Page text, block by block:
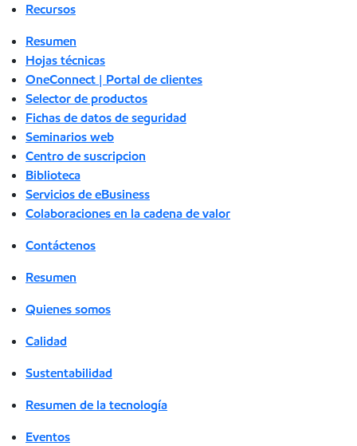
Recursos
Resumen
Hojas técnicas
OneConnect | Portal de clientes
Selector de productos
Fichas de datos de seguridad
Seminarios web
Centro de suscripcion
Biblioteca
Servicios de eBusiness
Colaboraciones en la cadena de valor
Contáctenos
Resumen
Quienes somos
Calidad
Sustentabilidad
Resumen de la tecnología
Eventos